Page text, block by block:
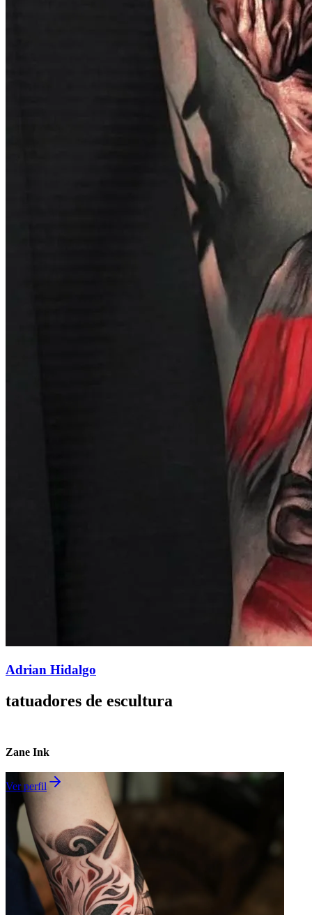
Adrian Hidalgo
tatuadores de escultura
Zane Ink
Ver perfil